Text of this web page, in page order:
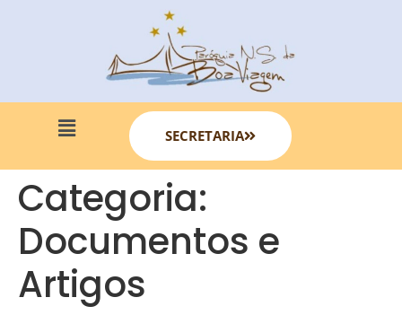
SECRETARIA
Categoria:
Documentos e
Artigos